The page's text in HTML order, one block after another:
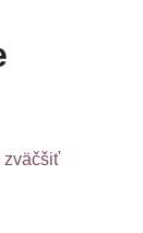
zväčšiť